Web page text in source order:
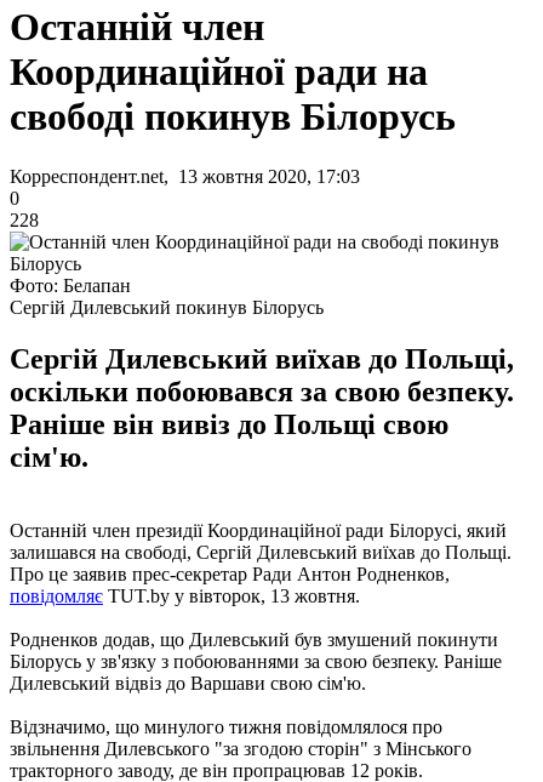
Останній член
Координаційної ради на
свободі покинув Білорусь
Корреспондент.net, 13 жовтня 2020, 17:03
0
228
Фото: Белапан
Сергій Дилевський покинув Білорусь
Сергій Дилевський виїхав до Польщі,
оскільки побоювався за свою безпеку.
Раніше він вивіз до Польщі свою
сім'ю.
Останній член президії Координаційної ради Білорусі, який
залишався на свободі, Сергій Дилевський виїхав до Польщі.
Про це заявив прес-секретар Ради Антон Родненков,
повідомляє TUT.by у вівторок, 13 жовтня.
Родненков додав, що Дилевський був змушений покинути
Білорусь у зв'язку з побоюваннями за свою безпеку. Раніше
Дилевський відвіз до Варшави свою сім'ю.
Відзначимо, що минулого тижня повідомлялося про
звільнення Дилевського "за згодою сторін" з Мінського
тракторного заводу, де він пропрацював 12 років.